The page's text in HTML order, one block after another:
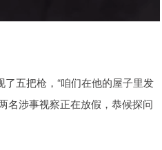
五把枪，“咱们在他的屋子里发
名涉事视察正在放假，恭候探问